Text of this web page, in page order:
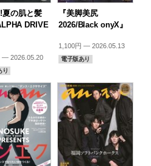
!夏の肌と髪
DRIVE
— 2026.05.20
り
『美脚美尻
2026/Black onyX』
1,100円 — 2026.05.13
電子版あり